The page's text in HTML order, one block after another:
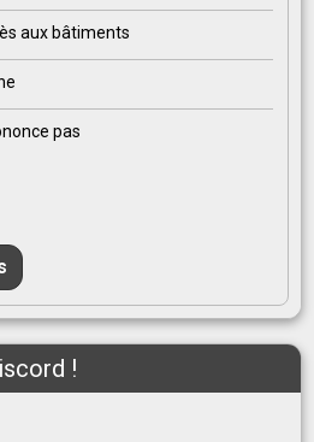
aux bâtiments
pas
!